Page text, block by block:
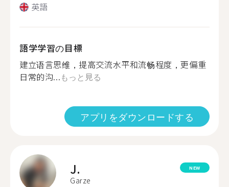
英語
語学学習の目標
建立语言思维，提高交流水平和流畅程度，更偏重
日常的沟...もっと見る
アプリをダウンロードする
J.
Garze
NEW